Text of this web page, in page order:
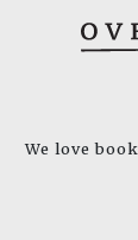
We love